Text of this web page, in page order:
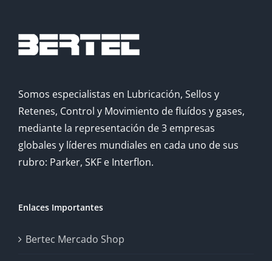
Somos especialistas en Lubricación, Sellos y
Retenes, Control y Movimiento de fluídos y gases,
mediante la representación de 3 empresas
globales y líderes mundiales en cada uno de sus
rubro: Parker, SKF e Interflon.
Enlaces Importantes
Bertec Mercado Shop